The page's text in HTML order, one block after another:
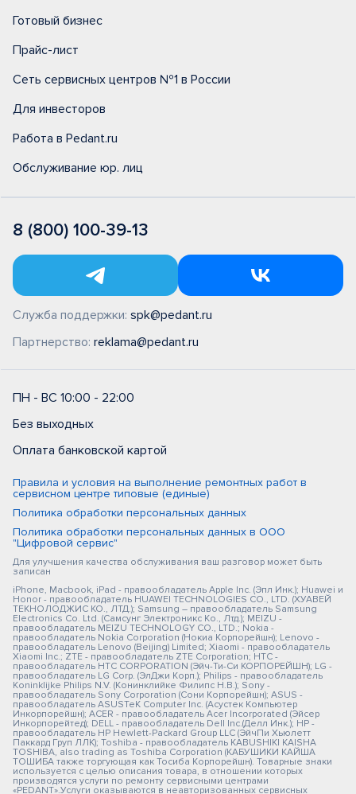
Готовый бизнес
Прайс-лист
Сеть сервисных центров №1 в России
Для инвесторов
Работа в Pedant.ru
Обслуживание юр. лиц
8 (800) 100-39-13
Служба поддержки: spk@pedant.ru
Партнерство: reklama@pedant.ru
ПН - ВС 10:00 - 22:00
Без выходных
Оплата банковской картой
Правила и условия на выполнение ремонтных работ в
сервисном центре типовые (единые)
Политика обработки персональных данных
Политика обработки персональных данных в ООО
"Цифровой сервис"
Для улучшения качества обслуживания ваш разговор может быть
записан
iPhone, Macbook, iPad - правообладатель Apple Inc. (Эпл Инк.); Huawei и
Honor - правообладатель HUAWEI TECHNOLOGIES CO., LTD. (ХУАВЕЙ
ТЕКНОЛОДЖИС КО., ЛТД.); Samsung – правообладатель Samsung
Electronics Co. Ltd. (Самсунг Электроникс Ко., Лтд.); MEIZU -
правообладатель MEIZU TECHNOLOGY CO., LTD.; Nokia -
правообладатель Nokia Corporation (Нокиа Корпорейшн); Lenovo -
правообладатель Lenovo (Beijing) Limited; Xiaomi - правообладатель
Xiaomi Inc.; ZTE - правообладатель ZTE Corporation; HTC -
правообладатель HTC CORPORATION (Эйч-Ти-Си КОРПОРЕЙШН); LG -
правообладатель LG Corp. (ЭлДжи Корп.); Philips - правообладатель
Koninklijke Philips N.V. (Конинклийке Филипс Н.В.); Sony -
правообладатель Sony Corporation (Сони Корпорейшн); ASUS -
правообладатель ASUSTeK Computer Inc. (Асустек Компьютер
Инкорпорейшн); ACER - правообладатель Acer Incorporated (Эйсер
Инкорпорейтед); DELL - правообладатель Dell Inc.(Делл Инк.); HP -
правообладатель HP Hewlett-Packard Group LLC (ЭйчПи Хьюлетт
Паккард Груп ЛЛК); Toshiba - правообладатель KABUSHIKI KAISHA
TOSHIBA, also trading as Toshiba Corporation (КАБУШИКИ КАЙША
ТОШИБА также торгующая как Тосиба Корпорейшн). Товарные знаки
используется с целью описания товара, в отношении которых
производятся услуги по ремонту сервисными центрами
«PEDANT».Услуги оказываются в неавторизованных сервисных